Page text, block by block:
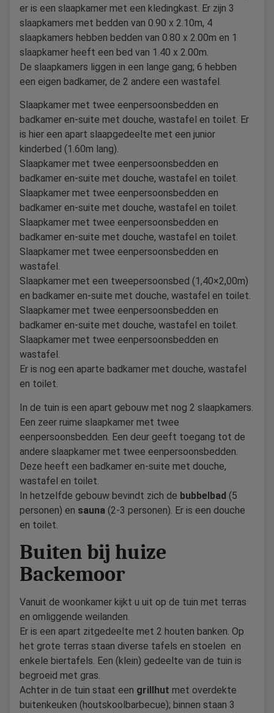
er is een slaapkamer met een kledingkast. Er zijn 3
slaapkamers met bedden van 0.90 x 2.10m, 4
slaapkamers hebben bedden van 0.80 x 2.00m en 1
slaapkamer heeft een bed van 1.40 x 2.00m.
De slaapkamers liggen in een lange gang; 6 hebben
een eigen badkamer, de 2 andere een wastafel.
Slaapkamer met twee eenpersoonsbedden en
badkamer en-suite met douche, wastafel en toilet. Er
is hier een apart slaapgedeelte met een junior
kinderbed (1.60m lang).
Slaapkamer met twee eenpersoonsbedden en
badkamer en-suite met douche, wastafel en toilet.
Slaapkamer met twee eenpersoonsbedden en
badkamer en-suite met douche, wastafel en toilet.
Slaapkamer met twee eenpersoonsbedden en
badkamer en-suite met douche, wastafel en toilet.
Slaapkamer met twee eenpersoonsbedden en
wastafel.
Slaapkamer met een tweepersoonsbed (1,40×2,00m)
en badkamer en-suite met douche, wastafel en toilet.
Slaapkamer met twee eenpersoonsbedden en
badkamer en-suite met douche, wastafel en toilet.
Slaapkamer met twee eenpersoonsbedden en
wastafel.
Er is nog een aparte badkamer met douche, wastafel
en toilet.
In de tuin is een apart gebouw met nog 2 slaapkamers.
Een zeer ruime slaapkamer met twee
eenpersoonsbedden. Een deur geeft toegang tot de
andere slaapkamer met twee eenpersoonsbedden.
Deze heeft een badkamer en-suite met douche,
wastafel en toilet.
In hetzelfde gebouw bevindt zich de bubbelbad (5
personen) en sauna (2-3 personen). Er is een douche
en toilet.
Buiten bij huize
Backemoor
Vanuit de woonkamer kijkt u uit op de tuin met terras
en omliggende weilanden.
Er is een apart zitgedeelte met 2 houten banken. Op
het grote terras staan diverse tafels en stoelen en
enkele biertafels. Een (klein) gedeelte van de tuin is
begroeid met gras.
Achter in de tuin staat een grillhut met overdekte
buitenkeuken (houtskoolbarbecue); binnen staan 3